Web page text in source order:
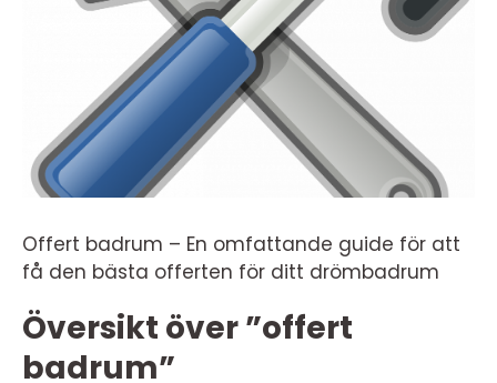
Offert badrum – En omfattande guide för att
få den bästa offerten för ditt drömbadrum
Översikt över ”offert
badrum”